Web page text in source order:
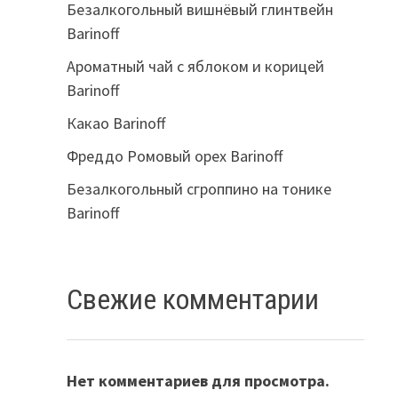
Безалкогольный вишнёвый глинтвейн
Barinoff
Ароматный чай с яблоком и корицей
Barinoff
Какао Barinoff
Фреддо Ромовый орех Barinoff
Безалкогольный сгроппино на тонике
Barinoff
Свежие комментарии
Нет комментариев для просмотра.